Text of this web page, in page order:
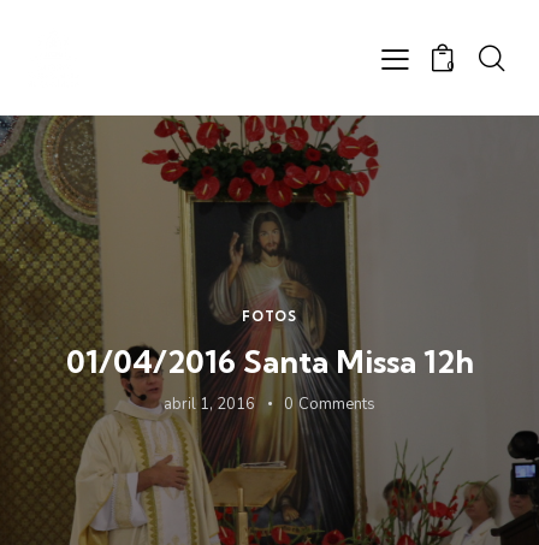
0
FOTOS
01/04/2016 Santa Missa 12h
abril 1, 2016 0 Comments